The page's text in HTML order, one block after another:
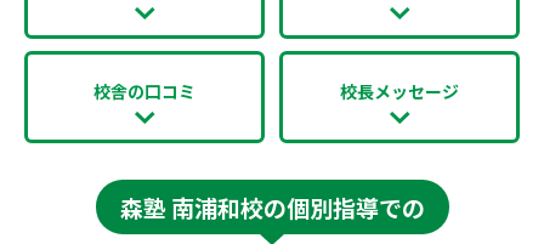
校舎の口コミ 校長メッセージ
森塾 南浦和校の個別指導での